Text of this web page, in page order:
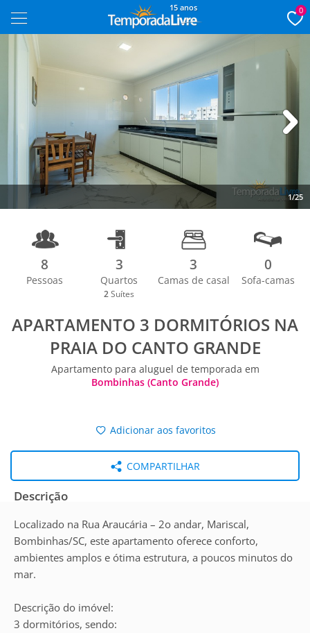
15 anos 0
1/25
8
Pessoas
3
Quartos
2 Suítes
3
Camas de casal
0
Sofa-camas
APARTAMENTO 3 DORMITÓRIOS NA
PRAIA DO CANTO GRANDE
Apartamento para aluguel de temporada em
Bombinhas (Canto Grande)
Adicionar aos favoritos
COMPARTILHAR
Descrição
Localizado na Rua Araucária – 2o andar, Mariscal,
Bombinhas/SC, este apartamento oferece conforto,
ambientes amplos e ótima estrutura, a poucos minutos do
mar.
Descrição do imóvel:
3 dormitórios, sendo: